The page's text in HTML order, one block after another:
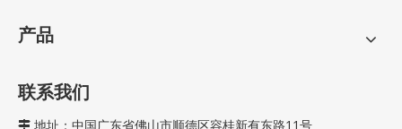
产品
联系我们
 地址：中国广东省佛山市顺德区容桂新有东路11号